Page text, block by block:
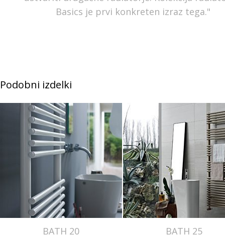
Basics je prvi konkreten izraz tega."
Podobni izdelki
BATH 20 BATH 25